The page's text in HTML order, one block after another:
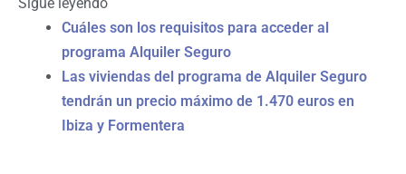
Cuáles son los requisitos para acceder al
programa Alquiler Seguro
Las viviendas del programa de Alquiler Seguro
tendrán un precio máximo de 1.470 euros en
Ibiza y Formentera